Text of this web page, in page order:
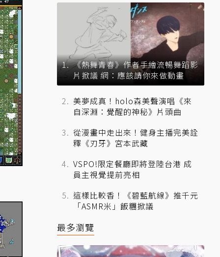
《熱舞青春》作者手繪流暢舞蹈影
片掀議 網：應該請你來做動畫
美夢成真！holo森美聲演唱《來
自深淵：覺醒的神秘》片頭曲
從漫畫中走出來！健身主播完美詮
釋《刃牙》宮本武藏
VSPO!限定餐廳即將登陸台港 成
員主視覺提前亮相
這樣比較香！《碧藍航線》推千元
「ASMR米」飯糰掀議
最多瀏覽